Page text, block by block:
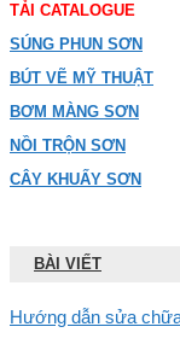
TẢI CATALOGUE
SÚNG PHUN SƠN
BÚT VẼ MỸ THUẬT
BƠM MÀNG SƠN
NỒI TRỘN SƠN
CÂY KHUẤY SƠN
BÀI VIẾT
Hướng dẫn sửa